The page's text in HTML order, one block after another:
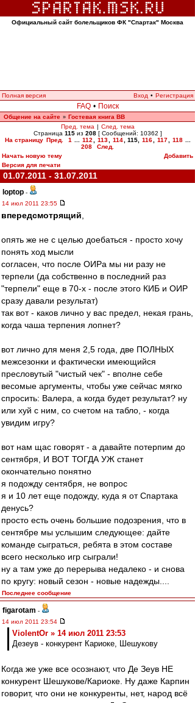
Официальный сайт болельщиков ФК "Спартак" Москва
Полная версия Вход • Регистрация
FAQ • Поиск
Общение на сайте » Гостевая книга ВВ
Пред. тема | След. тема
Страница 115из 208[ Сообщений: 10362 ]
На страницу Пред. 1 112 113 114 115 116 117 118
208
След.
Начать новую тему
Добавить
Версия для печати
01.07.2011 - 31.07.2011
loptop -
14 июл 2011 23:55
впередсмотрящий
опять же не с целью доебаться - просто хочу
понять ход мысли
согласен, что после ОИРа мы ни разу не
терпели (да собственно в последний раз
"терпели" еще в 70-х - после этого КИБ и ОИР
сразу давали результат)
так вот - каков лично у вас предел, некая грань,
когда чаша терпения лопнет?
вот лично для меня 2,5 года, две ПОЛНЫХ
межсезонки и фактически имеющийся
пресловутый "чистый чек" - вполне себе
весомые аргументы, чтобы уже сейчас мягко
спросить: Валера, а когда будет результат? ну
или хуй с ним, со счетом на табло, - когда
увидим игру?
вот нам щас говорят - а давайте потерпим до
сентября, И ВОТ ТОГДА УЖ станет
окончательно понятно
я подожду сентября, не вопрос
я и 10 лет еще подожду, куда я от Спартака
денусь?
просто есть очень большие подозрения, что в
сентябре мы услышим следующее: дайте
команде сыграться, ребята в этом составе
всего несколько игр сыграли!
ну а там уже до перерыва недалеко - и снова
по кругу: новый сезон - новые надежды....
Последнее сообщение
figarotam -
14 июл 2011 23:54
ViolentOr » 14 июл 2011 23:53
Дезеув - конкурент Кариоке, Шешукову
Когда же уже все осознают, что Де Зеув НЕ
конкурент Шешукове/Кариоке. Ну даже Карпин
говорит, что они не конкуренты, нет, народ всё